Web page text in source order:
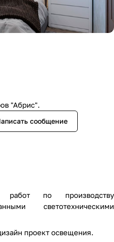
"Абрис".
сообщение
работ по производству
светотехническими
проект освещения.